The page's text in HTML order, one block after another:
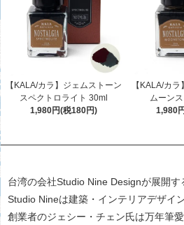
【KALA/カラ】ジェムストーン
スペクトロライト 30ml
1,980円(税180円)
【KALA/カ
ムーン
1,980
台湾の会社Studio Nine Designが展開す
Studio Nineは建築・インテリアデザイ
創業者のジェシー・チェン氏は万年筆